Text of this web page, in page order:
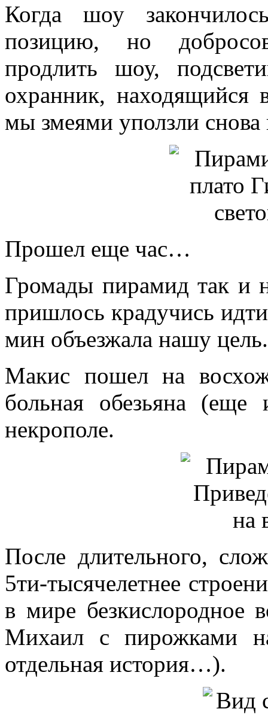
Когда шоу
позицию, но
продлить шоу,
охранник, находящийся
мы змеями уползли снова
Прошел еще час…
Громады пирамид так и
пришлось крадучись
мин объезжала нашу цель.
Макис пошел на
больная обезьяна
некрополе.
После длительного,
5ти-тысячелетнее
в мире безкислородное
Михаил с пирожками
отдельная история…).